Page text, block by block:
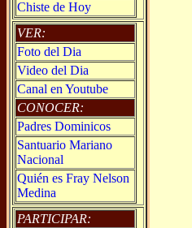
Chiste de Hoy
VER:
Foto del Dia
Video del Dia
Canal en Youtube
CONOCER:
Padres Dominicos
Santuario Mariano
Nacional
Quién es Fray Nelson
Medina
PARTICIPAR: